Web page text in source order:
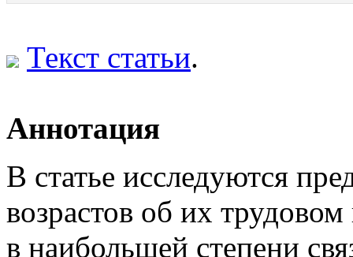
Текст статьи.
Аннотация
В статье исследуются
возрастов об их
в наибольшей степени